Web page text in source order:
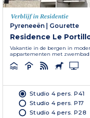
Verblijf in Residentie
Pyreneeën
Gourette
Residence Le
Vakantie in de bergen in
appartementen met zwembad
Studio 4 pers. P41
Studio 4 pers. P17
Studio 4 pers. P28